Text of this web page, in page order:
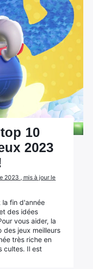
10
2023
2023 , mis à jour le
la fin d'année
des idées
vous aider, la
des jeux meilleurs
très riche en
cultes. Il est